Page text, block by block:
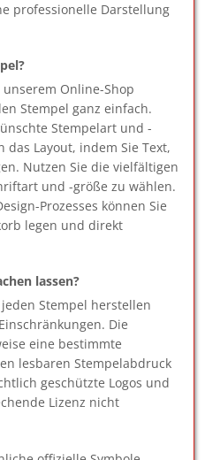
professionelle Darstellung
Online-Shop
Stempel ganz einfach.
Stempelart und -
das Layout, indem Sie Text,
Nutzen Sie die vielfältigen
und -größe zu wählen.
Prozesses können Sie
legen und direkt
lassen?
Stempel herstellen
Die
eine bestimmte
lesbaren Stempelabdruck
geschützte Logos und
Lizenz nicht